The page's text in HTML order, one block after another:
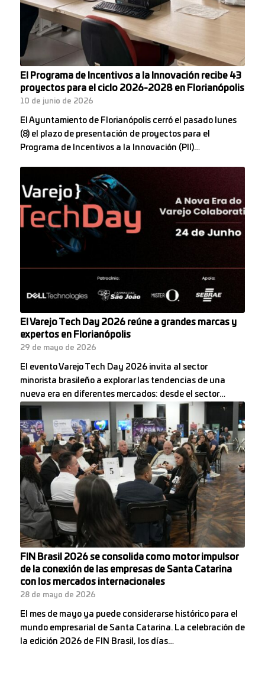
El Programa de Incentivos a la Innovación recibe 43
proyectos para el ciclo 2026-2028 en Florianópolis
10 de junio de 2026
El Ayuntamiento de Florianópolis cerró el pasado lunes
(8) el plazo de presentación de proyectos para el
Programa de Incentivos a la Innovación (PII)…
El Varejo Tech Day 2026 reúne a grandes marcas y
expertos en Florianópolis
29 de mayo de 2026
El evento Varejo Tech Day 2026 invita al sector
minorista brasileño a explorar las tendencias de una
nueva era en diferentes mercados: desde el sector…
FIN Brasil 2026 se consolida como motor impulsor
de la conexión de las empresas de Santa Catarina
con los mercados internacionales
28 de mayo de 2026
El mes de mayo ya puede considerarse histórico para el
mundo empresarial de Santa Catarina. La celebración de
la edición 2026 de FIN Brasil, los días…